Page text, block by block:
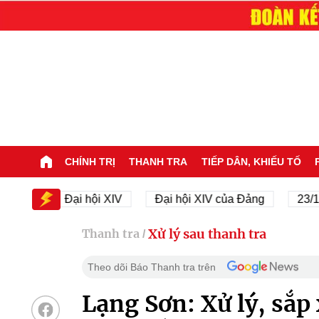
CHÍNH TRỊ THANH TRA TIẾP DÂN, KHIẾU TỐ
Đại hội XIV Đại hội XIV của Đảng 23/11/1945
Thanh tra / Xử lý sau thanh tra
Theo dõi Báo Thanh tra trên
Lạng Sơn: Xử lý,